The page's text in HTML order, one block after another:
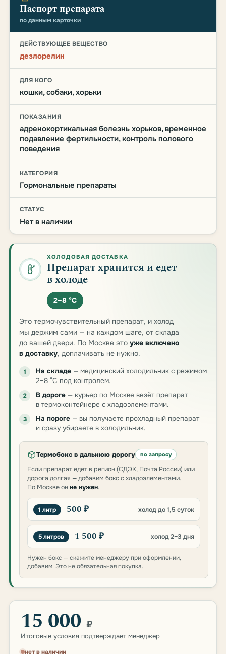
Паспорт препарата
по данным карточки
ДЕЙСТВУЮЩЕЕ ВЕЩЕСТВО
дезлорелин
ДЛЯ КОГО
кошки, собаки, хорьки
ПОКАЗАНИЯ
адренокортикальная болезнь хорьков, временное
подавление фертильности, контроль полового
поведения
КАТЕГОРИЯ
Гормональные препараты
СТАТУС
Нет в наличии
ХОЛОДОВАЯ ДОСТАВКА
Препарат хранится и едет
в холоде
2–8 °C
Это термочувствительный препарат, и холод
мы держим сами — на каждом шаге, от склада
до вашей двери. По Москве это уже включено
в доставку, доплачивать не нужно.
1 На складе — медицинский холодильник с режимом
2–8 °C под контролем.
2 В дороге — курьер по Москве везёт препарат
в термоконтейнере с хладоэлементами.
3 На пороге — вы получаете прохладный препарат
и сразу убираете в холодильник.
Термобокс в дальнюю дорогу по запросу
Если препарат едет в регион (СДЭК, Почта России) или
дорога долгая — добавим бокс с хладоэлементами.
По Москве онне нужен.
1 литр 500 ₽ холод до 1,5 суток
5 литров 1 500 ₽ холод 2–3 дня
Нужен бокс — скажите менеджеру при оформлении,
добавим. Это не обязательная покупка.
15 000 ₽
Итоговые условия подтверждает менеджер
нет в наличии